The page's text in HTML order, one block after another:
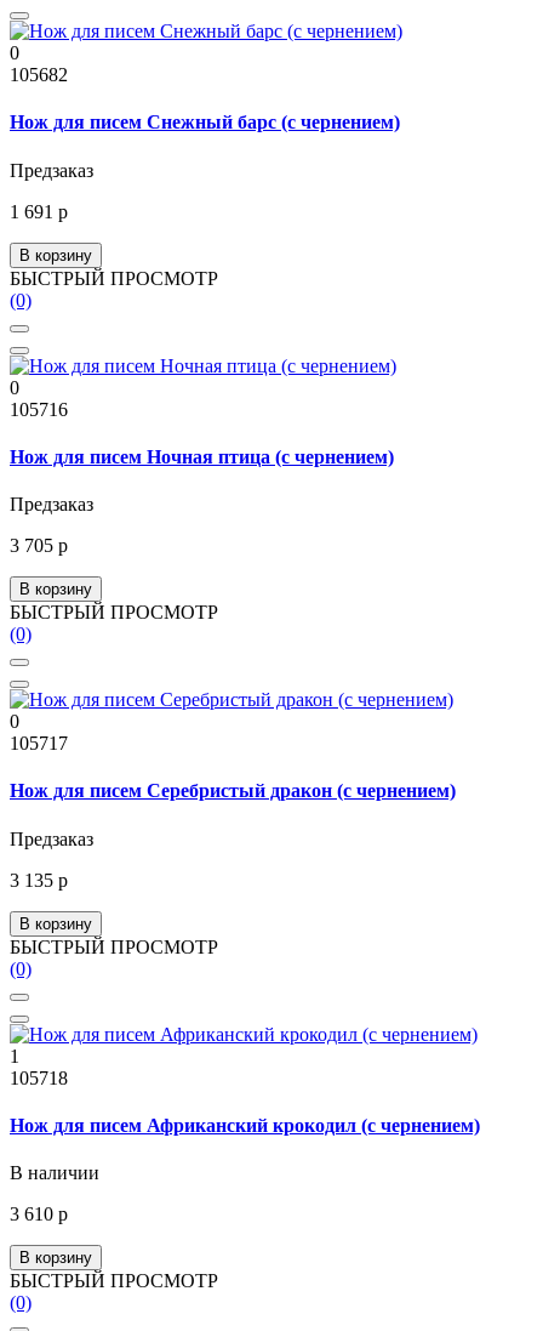
0
105682
Нож для писем Снежный барс (с чернением)
Предзаказ
1 691 р
В корзину
БЫСТРЫЙ ПРОСМОТР
(0)
0
105716
Нож для писем Ночная птица (с чернением)
Предзаказ
3 705 р
В корзину
БЫСТРЫЙ ПРОСМОТР
(0)
0
105717
Нож для писем Серебристый дракон (с чернением)
Предзаказ
3 135 р
В корзину
БЫСТРЫЙ ПРОСМОТР
(0)
1
105718
Нож для писем Африканский крокодил (с чернением)
В наличии
3 610 р
В корзину
БЫСТРЫЙ ПРОСМОТР
(0)